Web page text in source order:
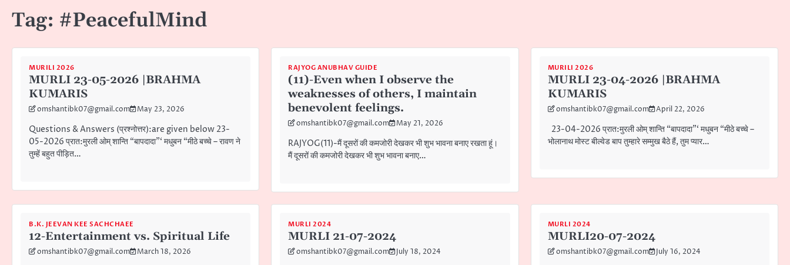
Tag: #PeacefulMind
MURILI 2026
MURLI 23-05-2026 |BRAHMA
KUMARIS
omshantibk07@gmail.com May 23, 2026
Questions & Answers (प्रश्नोत्तर):are given below 23-
05-2026 प्रात:मुरली ओम् शान्ति “बापदादा”‘ मधुबन “मीठे बच्चे – रावण ने
तुम्हें बहुत पीड़ित…
RAJYOG ANUBHAV GUIDE
(11)-Even when I observe the
weaknesses of others, I maintain
benevolent feelings.
omshantibk07@gmail.com May 21, 2026
RAJYOG(11)-मैं दूसरों की कमजोरी देखकर भी शुभ भावना बनाए रखता हूं।
मैं दूसरों की कमजोरी देखकर भी शुभ भावना बनाए…
MURILI 2026
MURLI 23-04-2026 |BRAHMA
KUMARIS
omshantibk07@gmail.com April 22, 2026
23-04-2026 प्रात:मुरली ओम् शान्ति “बापदादा”‘ मधुबन “मीठे बच्चे –
भोलानाथ मोस्ट बील्वेड बाप तुम्हारे सम्मुख बैठे हैं, तुम प्यार…
B.K. JEEVAN KEE SACHCHAEE
12-Entertainment vs. Spiritual Life
omshantibk07@gmail.com March 18, 2026
MURLI 2024
MURLI 21-07-2024
omshantibk07@gmail.com July 18, 2024
MURLI 2024
MURLI20-07-2024
omshantibk07@gmail.com July 16, 2024